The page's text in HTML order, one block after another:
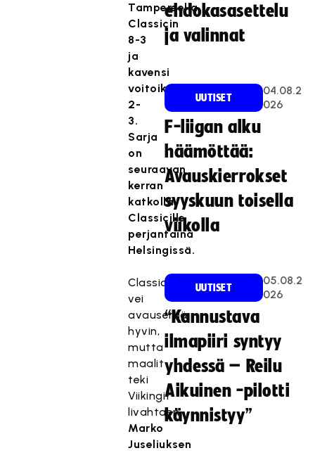
Tampereella
Classicin
8-3
ja
kavensi
voitoiksi
2-
3.
Sarja
on
seuraavan
kerran
katkolla
Classicille
perjantaina
Helsingissä.
Classic
vei
avauserää
hyvin,
mutta
maalit
teki
Viikingit
livahtaen
Marko
Juseliuksen
ehdokasasettelu
ja valinnat
UUTISET
04.08.2
026
F-liigan alku
häämöttää:
Avauskierrokset
syyskuun toisella
viikolla
UUTISET
05.08.2
026
“Kannustava
ilmapiiri syntyy
yhdessä – Reilu
Aikuinen -pilotti
käynnistyy”